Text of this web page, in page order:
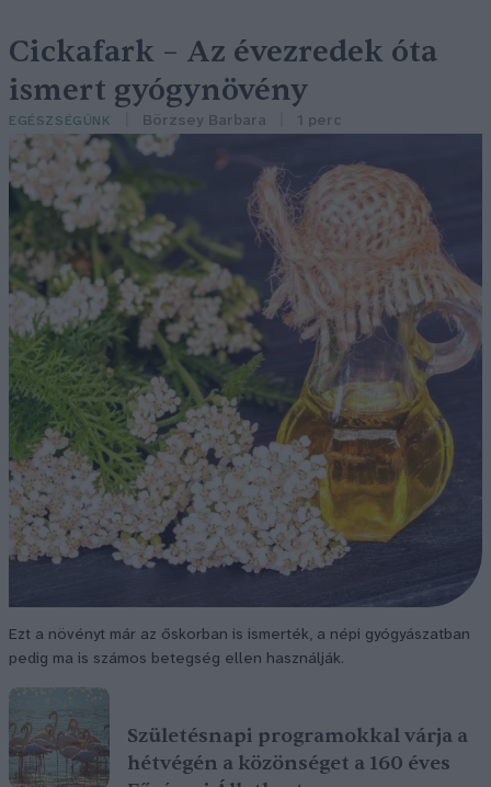
Cickafark – Az évezredek óta
ismert gyógynövény
EGÉSZSÉGÜNK Börzsey Barbara 1 perc
Ezt a növényt már az őskorban is ismerték, a népi gyógyászatban
pedig ma is számos betegség ellen használják.
Születésnapi programokkal várja a
hétvégén a közönséget a 160 éves